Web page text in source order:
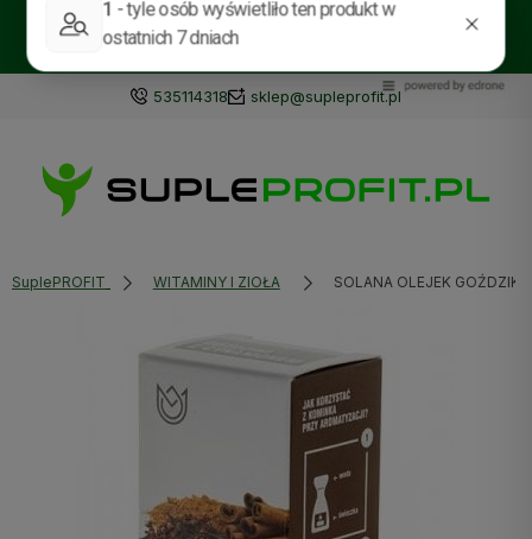
Darmowa wysyłka od 129zł!! Sprawdź nasze:
PROMOCJE
BESTSELLERY
535114318 sklep@supleprofit.pl
SuplePROFIT WITAMINY I ZIOŁA SOLANA OLEJEK